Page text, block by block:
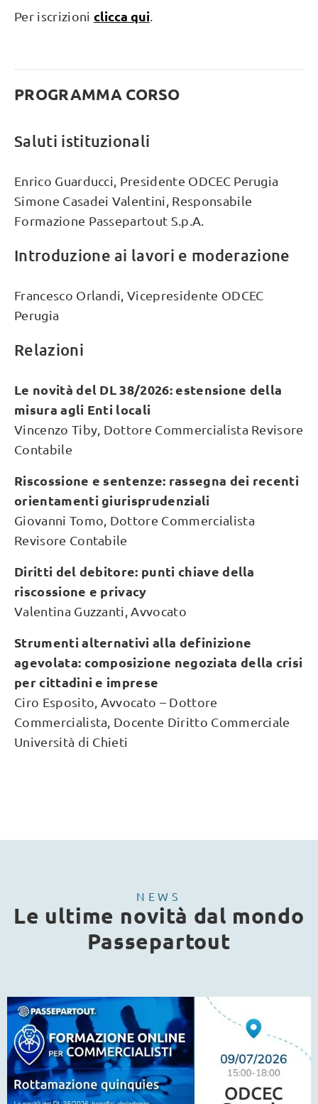
Per iscrizioni clicca qui.
PROGRAMMA CORSO
Saluti istituzionali
Enrico Guarducci, Presidente ODCEC Perugia
Simone Casadei Valentini, Responsabile
Formazione Passepartout S.p.A.
Introduzione ai lavori e moderazione
Francesco Orlandi, Vicepresidente ODCEC
Perugia
Relazioni
Le novità del DL 38/2026: estensione della
misura agli Enti locali
Vincenzo Tiby, Dottore Commercialista Revisore
Contabile
Riscossione e sentenze: rassegna dei recenti
orientamenti giurisprudenziali
Giovanni Tomo, Dottore Commercialista
Revisore Contabile
Diritti del debitore: punti chiave della
riscossione e privacy
Valentina Guzzanti, Avvocato
Strumenti alternativi alla definizione
agevolata: composizione negoziata della crisi
per cittadini e imprese
Ciro Esposito, Avvocato – Dottore
Commercialista, Docente Diritto Commerciale
Università di Chieti
NEWS
Le ultime novità dal mondo
Passepartout